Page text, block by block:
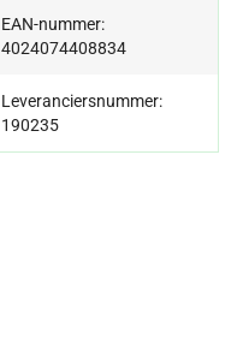
EAN-nummer:
4024074408834
Leveranciersnummer:
190235